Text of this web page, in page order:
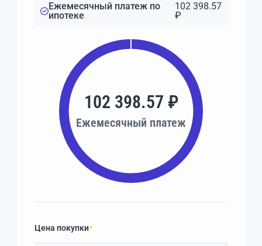
Ежемесячный платеж по
ипотеке
102 398.57
₽
102 398.57 ₽
Ежемесячный платеж
Цена покупки*